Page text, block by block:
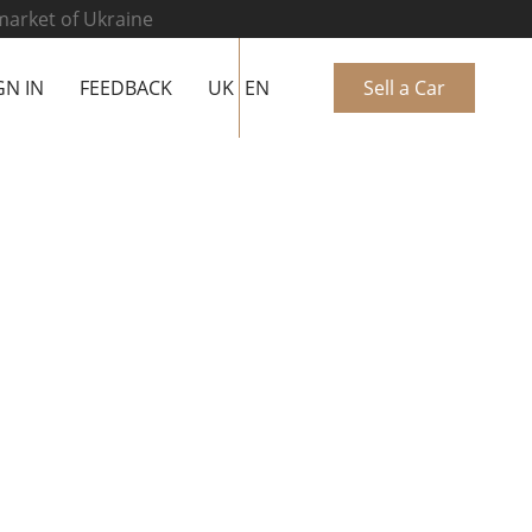
of Ukraine
IN FEEDBACK UK EN Sell a Car